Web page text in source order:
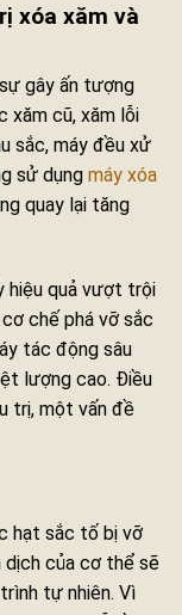
xóa xăm và
gây ấn tượng
xăm cũ, xăm lỗi
sắc, máy đều xử
sử dụng máy xóa
quay lại tăng
hiệu quả vượt trội
chế phá vỡ sắc
tác động sâu
lượng cao. Điều
trị, một vấn đề
hạt sắc tố bị vỡ
dịch của cơ thể sẽ
tự nhiên. Vì